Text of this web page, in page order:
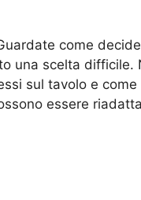
come
una scelta difficile.
sul tavolo e
essere